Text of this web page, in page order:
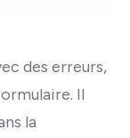
des erreurs,
Il
la